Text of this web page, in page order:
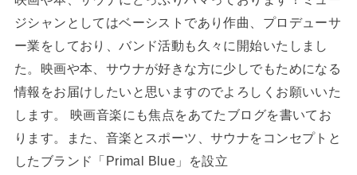
ジシャンとしてはベーシストであり作曲、プロデューサ
ー業をしており、バンド活動も久々に開始いたしまし
た。映画や本、サウナが好きな方に少しでもためになる
情報をお届けしたいと思いますのでよろしくお願いいた
します。 映画音楽にも焦点をあてたブログを書いてお
ります。また、音楽とスポーツ、サウナをコンセプトと
したブランド「Primal Blue」を設立